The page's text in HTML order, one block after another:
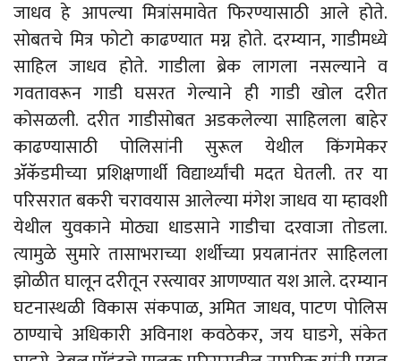
जाधव हे आपल्या मित्रांसमावेत फिरण्यासाठी आले होते.
सोबतचे मित्र फोटो काढण्यात मग्न होते. दरम्यान, गाडीमध्ये
साहिल जाधव होते. गाडीला ब्रेक लागला नसल्याने व
गवतावरून गाडी घसरत गेल्याने ही गाडी खोल दरीत
कोसळली. दरीत गाडीसोबत अडकलेल्या साहिलला बाहेर
काढण्यासाठी पोलिसांनी सुरूल येथील किंगमेकर
अ‍ॅकॅडमीच्या प्रशिक्षणार्थी विद्यार्थ्यांची मदत घेतली. तर या
परिसरात बकरी चरावयास आलेल्या मंगेश जाधव या म्हावशी
येथील युवकाने मोठ्या धाडसाने गाडीचा दरवाजा तोडला.
त्यामुळे सुमारे तासाभराच्या शर्थीच्या प्रयत्नानंतर साहिलला
झोळीत घालून दरीतून रस्त्यावर आणण्यात यश आले. दरम्यान
घटनास्थळी विकास संकपाळ, अमित जाधव, पाटण पोलिस
ठाण्याचे अधिकारी अविनाश कवठेकर, जय घाडगे, संकेत